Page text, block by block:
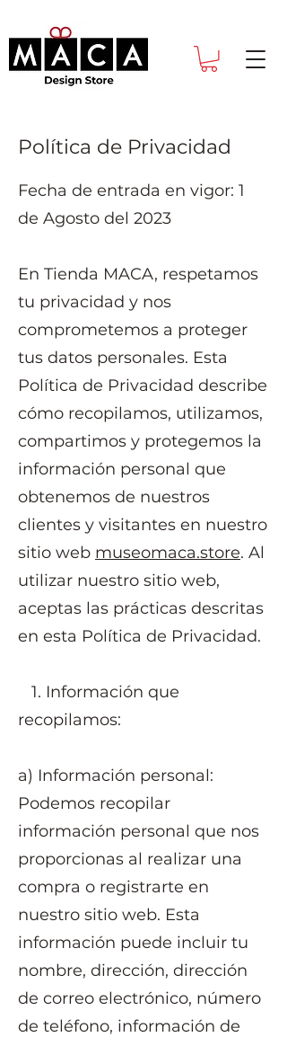
Política de Privacidad
Fecha de entrada en vigor: 1
de Agosto del 2023
En Tienda MACA, respetamos
tu privacidad y nos
comprometemos a proteger
tus datos personales. Esta
Política de Privacidad describe
cómo recopilamos, utilizamos,
compartimos y protegemos la
información personal que
obtenemos de nuestros
clientes y visitantes en nuestro
sitio web museomaca.store. Al
utilizar nuestro sitio web,
aceptas las prácticas descritas
en esta Política de Privacidad.
1. Información que
recopilamos:
a) Información personal:
Podemos recopilar
información personal que nos
proporcionas al realizar una
compra o registrarte en
nuestro sitio web. Esta
información puede incluir tu
nombre, dirección, dirección
de correo electrónico, número
de teléfono, información de